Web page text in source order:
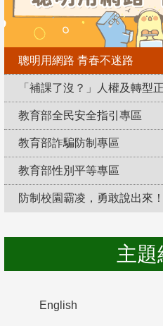
聰明用網路 青春不迷路
「補課了沒？」人權及轉型
教育部全民安全指引專區
教育部詐騙防制專區
教育部性別平等專區
防制校園霸凌，勇敢說出來！
主題
English